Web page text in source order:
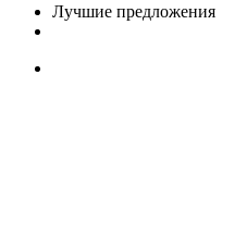
Лучшие предложения